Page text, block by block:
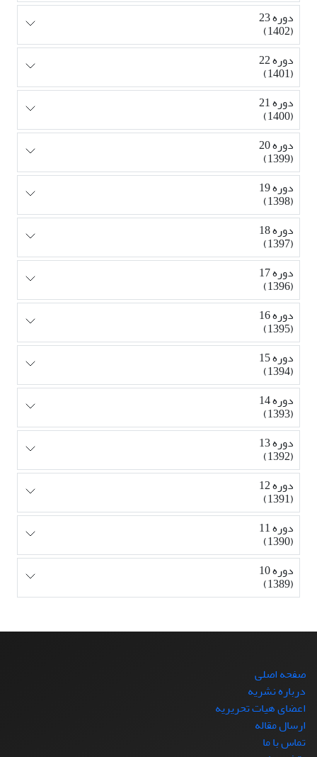
دوره 23
(1402)
دوره 22
(1401)
دوره 21
(1400)
دوره 20
(1399)
دوره 19
(1398)
دوره 18
(1397)
دوره 17
(1396)
دوره 16
(1395)
دوره 15
(1394)
دوره 14
(1393)
دوره 13
(1392)
دوره 12
(1391)
دوره 11
(1390)
دوره 10
(1389)
صفحه اصلی
درباره نشریه
اعضای هیات تحریریه
ارسال مقاله
تماس با ما